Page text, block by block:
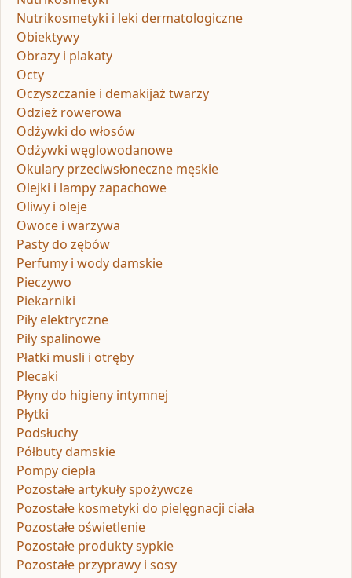
Nutrikosmetyki i leki dermatologiczne
Obiektywy
Obrazy i plakaty
Octy
Oczyszczanie i demakijaż twarzy
Odzież rowerowa
Odżywki do włosów
Odżywki węglowodanowe
Okulary przeciwsłoneczne męskie
Olejki i lampy zapachowe
Oliwy i oleje
Owoce i warzywa
Pasty do zębów
Perfumy i wody damskie
Pieczywo
Piekarniki
Piły elektryczne
Piły spalinowe
Płatki musli i otręby
Plecaki
Płyny do higieny intymnej
Płytki
Podsłuchy
Półbuty damskie
Pompy ciepła
Pozostałe artykuły spożywcze
Pozostałe kosmetyki do pielęgnacji ciała
Pozostałe oświetlenie
Pozostałe produkty sypkie
Pozostałe przyprawy i sosy